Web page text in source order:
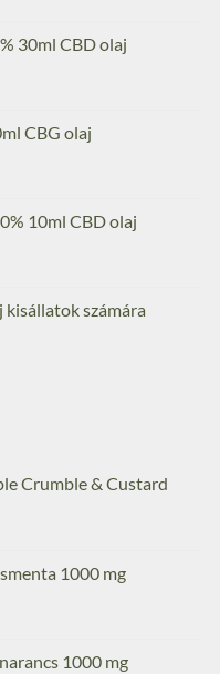
30ml CBD olaj
CBG olaj
10ml CBD olaj
számára
Crumble & Custard
1000 mg
1000 mg